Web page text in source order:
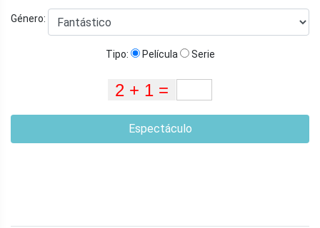
Género:
Tipo: Película Serie
Espectáculo